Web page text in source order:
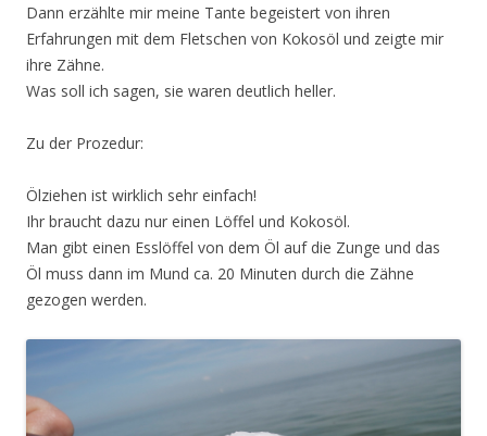
Dann erzählte mir meine Tante begeistert von ihren
Erfahrungen mit dem Fletschen von Kokosöl und zeigte mir
ihre Zähne.
Was soll ich sagen, sie waren deutlich heller.
Zu der Prozedur:
Ölziehen ist wirklich sehr einfach!
Ihr braucht dazu nur einen Löffel und Kokosöl.
Man gibt einen Esslöffel von dem Öl auf die Zunge und das
Öl muss dann im Mund ca. 20 Minuten durch die Zähne
gezogen werden.